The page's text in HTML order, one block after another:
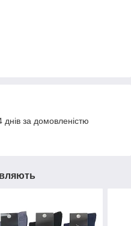
за домовленістю